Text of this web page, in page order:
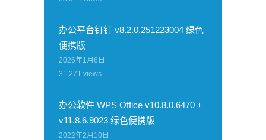
办公平台钉钉 v8.2.0.251223004 绿色
便携版
2026年1月6日
31,271 views
办公软件 WPS Office v10.8.0.6470 +
v11.8.6.9023 绿色便携版
2022年2月10日